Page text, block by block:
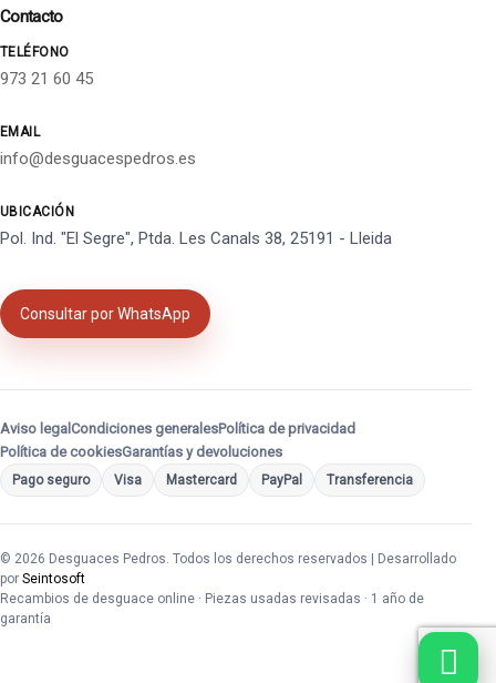
Contacto
TELÉFONO
973 21 60 45
EMAIL
info@desguacespedros.es
UBICACIÓN
Pol. Ind. "El Segre", Ptda. Les Canals 38, 25191 - Lleida
Consultar por WhatsApp
Aviso legal Condiciones generalesPolítica de privacidad
Política de cookiesGarantías y devoluciones
Pago seguro Visa Mastercard PayPal Transferencia
© 2026 Desguaces Pedros. Todos los derechos reservados | Desarrollado
por Seintosoft
Recambios de desguace online · Piezas usadas revisadas · 1 año de
garantía